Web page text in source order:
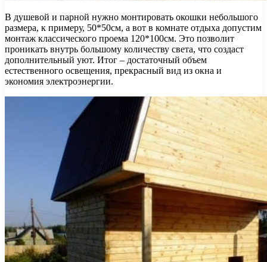
В душевой и парной нужно монтировать окошки небольшого
размера, к примеру, 50*50см, а вот в комнате отдыха допустим
монтаж классического проема 120*100см. Это позволит
проникать внутрь большому количеству света, что создаст
дополнительный уют. Итог – достаточный объем
естественного освещения, прекрасный вид из окна и
экономия электроэнергии.